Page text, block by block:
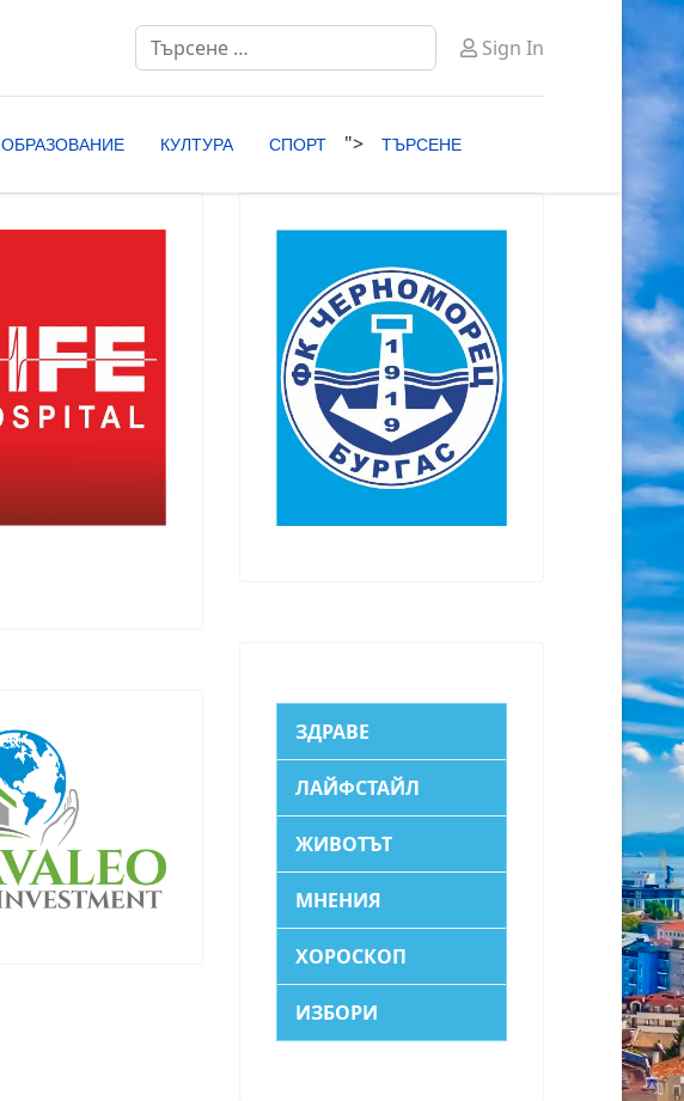
Търсене
Sign In
ОБРАЗОВАНИЕ КУЛТУРА СПОРТ "> ТЪРСЕНЕ
ЗДРАВЕ
ЛАЙФСТАЙЛ
ЖИВОТЪТ
МНЕНИЯ
ХОРОСКОП
ИЗБОРИ